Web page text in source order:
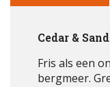
Cedar &
Fris als een
bergmeer.